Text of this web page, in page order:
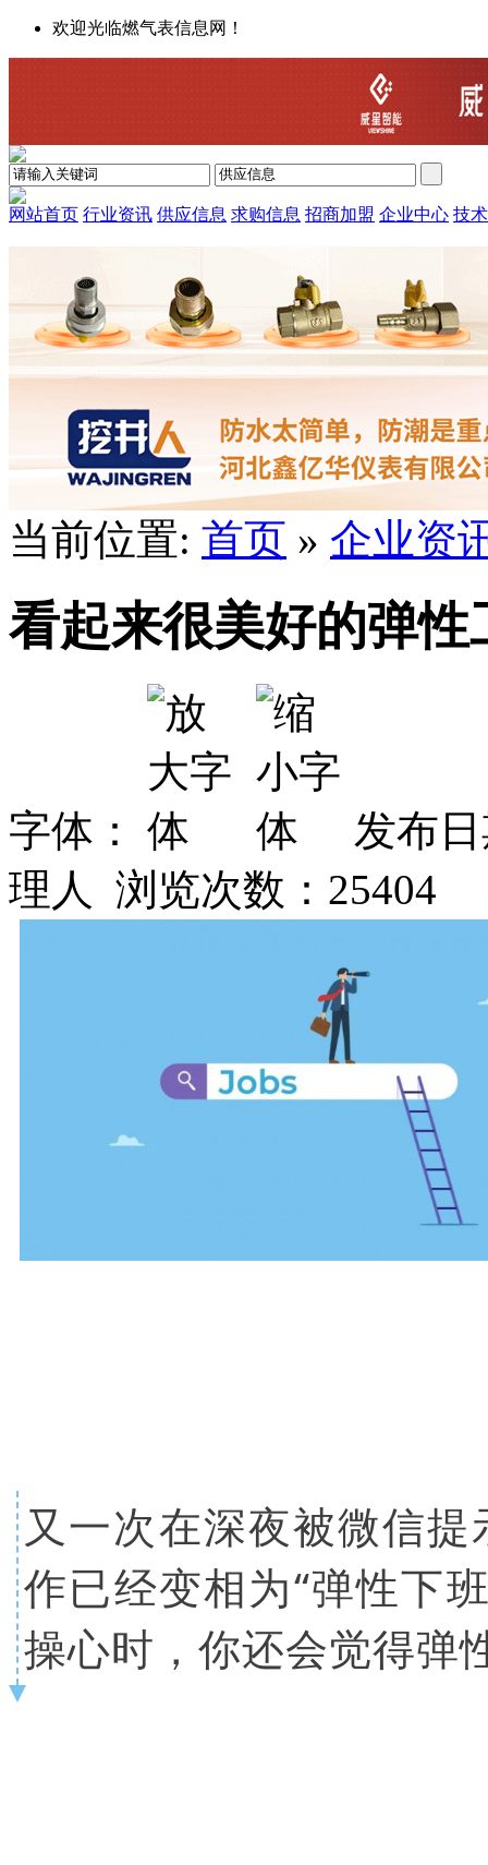
欢迎光临燃气表信息网！
网站首页 行业资讯 供应信息 求购信息 招商加盟 企业中心 技
当前位置: 首页 » 企业资
看起来很美好的弹
字体：
发布
理人 浏览次数： 25404
又一次在深夜被微信
作已经变相为“弹性下
操心时，你还会觉得弹